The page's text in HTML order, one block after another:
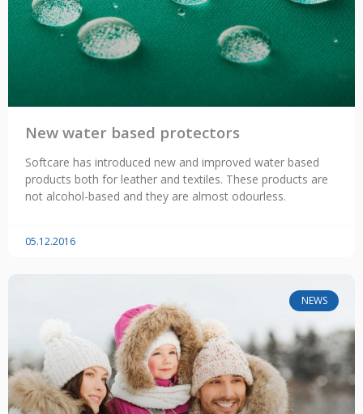
New water based protectors
Softcare has introduced new and improved water based
products both for leather and textiles. These products are
not alcohol-based and they are almost odourless.
05.12.2016
NEWS